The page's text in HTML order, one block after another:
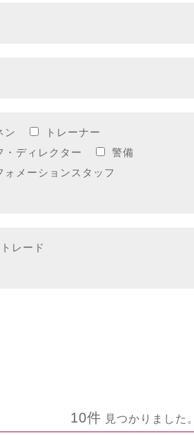
ン
トレーナー
・ディレクター
警備
ォメーションスタッフ
レード
10件 見つかりました。